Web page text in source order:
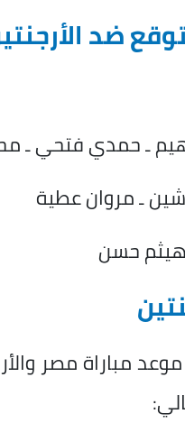
ضد
ـ حمدي فتحي ـ
ـ مروان عطية
هيثم حسن
مباراة مصر